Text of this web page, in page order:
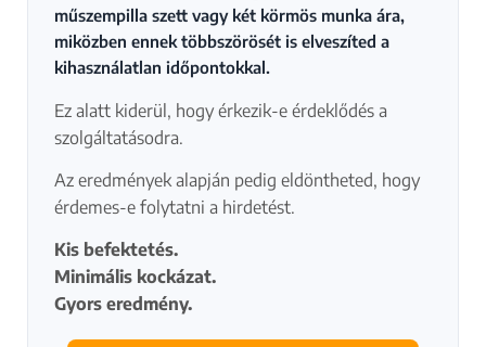
műszempilla szett vagy két körmös munka ára,
miközben ennek többszörösét is elveszíted a
kihasználatlan időpontokkal.
Ez alatt kiderül, hogy érkezik-e érdeklődés a
szolgáltatásodra.
Az eredmények alapján pedig eldöntheted, hogy
érdemes-e folytatni a hirdetést.
Kis befektetés.
Minimális kockázat.
Gyors eredmény.